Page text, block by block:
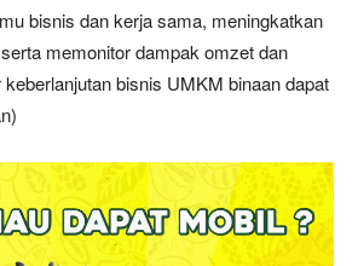
bisnis dan kerja sama, meningkatkan
memonitor dampak omzet dan
bisnis UMKM binaan dapat